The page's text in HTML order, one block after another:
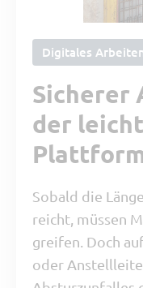
Digitales
Sicherer
der
Sobald die
reicht, müssen
greifen. Doch
oder